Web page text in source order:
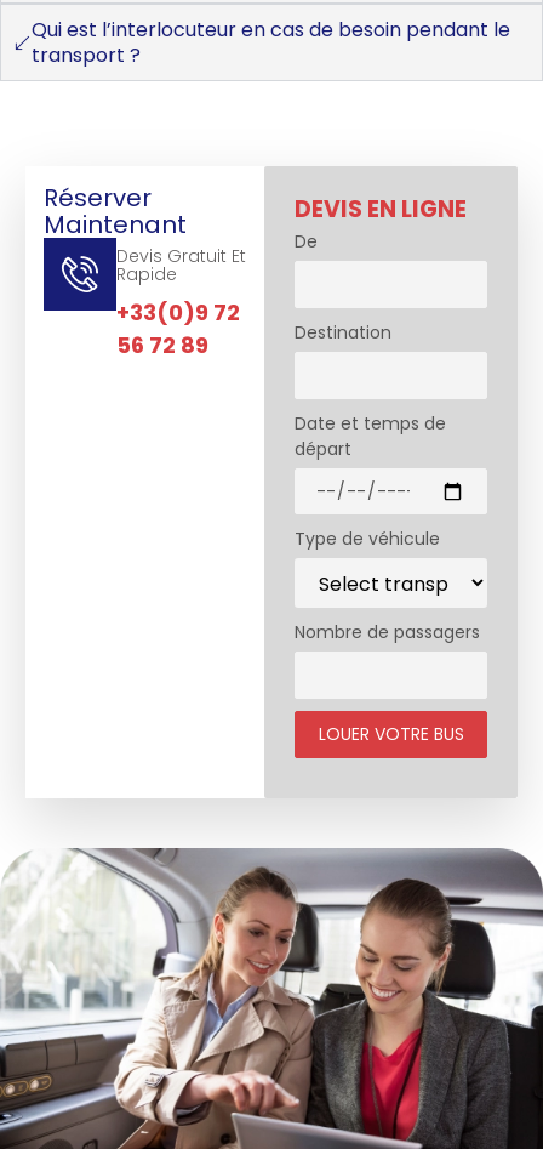
Qui est l’interlocuteur en cas de besoin pendant le
transport ?
Réserver
Maintenant
Devis Gratuit Et
Rapide
+33(0)9 72
56 72 89
DEVIS EN LIGNE
De
Destination
Date et temps de
départ
Type de véhicule
Nombre de passagers
LOUER VOTRE BUS